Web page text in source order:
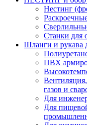
Нестинг
Станки для
Шланги и рукава
ПВХ
газов и
Для
Для